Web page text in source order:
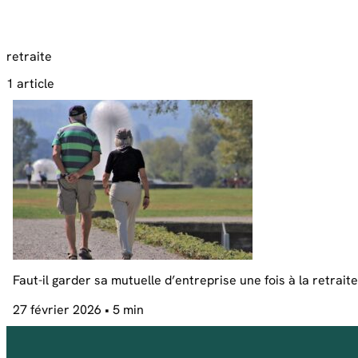
retraite
1 article
Faut-il garder sa mutuelle d’entreprise une fois à la
27 février 2026 • 5 min